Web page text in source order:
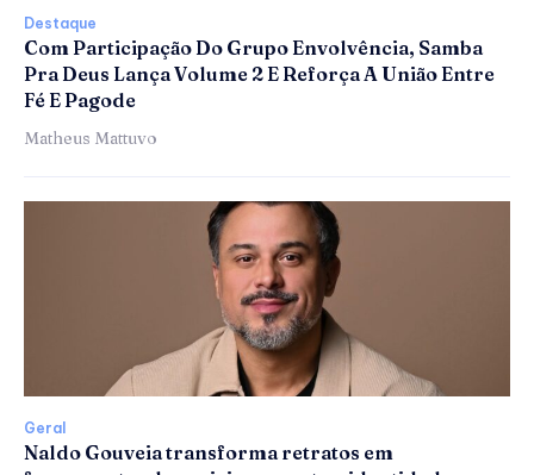
Destaque
Com Participação Do Grupo Envolvência, Samba
Pra Deus Lança Volume 2 E Reforça A União Entre
Fé E Pagode
Matheus Mattuvo
Geral
Naldo Gouveia transforma retratos em